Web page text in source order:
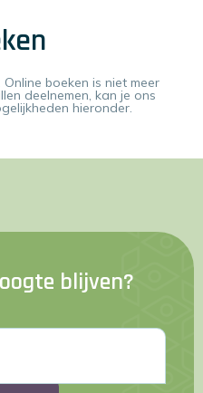
boeken is niet meer
deelnemen, kan je ons
hieronder.
blijven?